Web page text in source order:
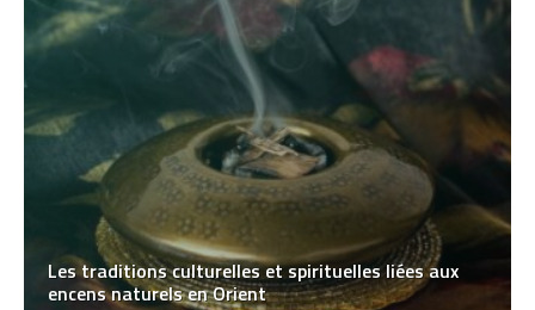
Les traditions culturelles et spirituelles liées aux
encens naturels en Orient